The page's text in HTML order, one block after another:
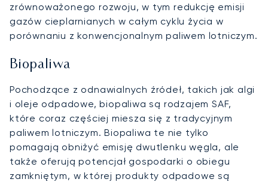
zrównoważonego rozwoju, w tym redukcję emisji
gazów cieplarnianych w całym cyklu życia w
porównaniu z konwencjonalnym paliwem lotniczym.
Biopaliwa
Pochodzące z odnawialnych źródeł, takich jak algi
i oleje odpadowe, biopaliwa są rodzajem SAF,
które coraz częściej miesza się z tradycyjnym
paliwem lotniczym. Biopaliwa te nie tylko
pomagają obniżyć emisję dwutlenku węgla, ale
także oferują potencjał gospodarki o obiegu
zamkniętym, w której produkty odpadowe są